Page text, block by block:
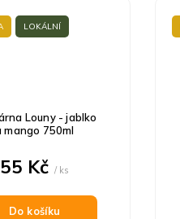
LOKÁLNÍ
Louny - jablko
mango 750ml
55 Kč/ ks
Do košíku